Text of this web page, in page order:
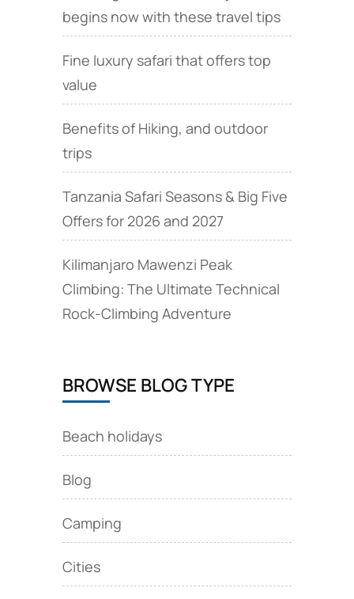
begins now with these travel tips
Fine luxury safari that offers top
value
Benefits of Hiking, and outdoor
trips
Tanzania Safari Seasons & Big Five
Offers for 2026 and 2027
Kilimanjaro Mawenzi Peak
Climbing: The Ultimate Technical
Rock‑Climbing Adventure
BROWSE BLOG TYPE
Beach holidays
Blog
Camping
Cities